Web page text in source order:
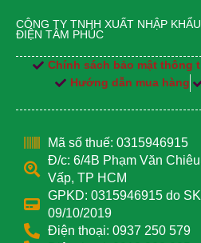
CÔNG TY TNHH XUẤT NHẬP
ĐIỆN TÂM PHÚC
Chính sách bảo mật thông
Hướng dẫn mua hàng
Mã số thuế: 0315946915
Đ/c: 6/4B Phạm Văn
Vấp, TP HCM
GPKD: 0315946915 do
09/10/2019
Điện thoại: 0937 250 579